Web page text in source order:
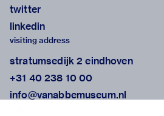
twitter
linkedin
visiting address
stratumsedijk 2 eindhoven
+31 40 238 10 00
info@vanabbemuseum.nl